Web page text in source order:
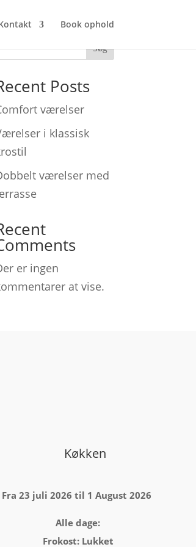
Book ophold
Søg
Posts
værelser
i klassisk
værelser med
er ingen
at vise.
Køkken
Fra 23 juli 2026 til 1 August 2026
Alle dage:
Frokost: Lukket